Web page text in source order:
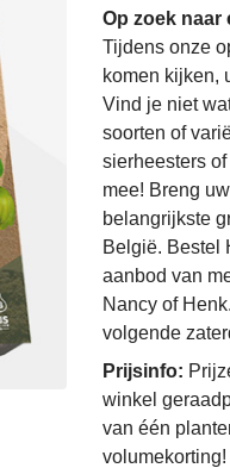
Op zoek naar
Tijdens onze
komen kijken,
Vind je niet
soorten of
sierheesters
mee! Breng
belangrijkste
België. Bestel
aanbod van
Nancy of
volgende
Prijsinfo:
winkel
van één